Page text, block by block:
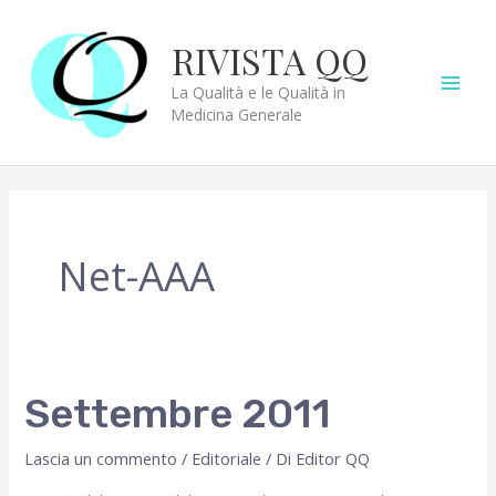
contenuto
RIVISTA QQ
La Qualità e le Qualità in
Medicina Generale
Net-AAA
Settembre 2011
Lascia un commento / Editoriale / Di Editor QQ